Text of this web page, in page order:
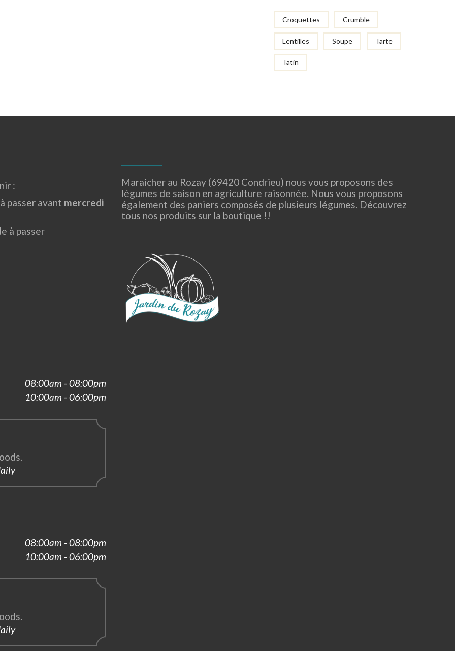
Croquettes Crumble
Lentilles Soupe Tarte
Tatin
:
passer avant mercredi
à passer
08:00am - 08:00pm
10:00am - 06:00pm
08:00am - 08:00pm
10:00am - 06:00pm
Maraicher au Rozay (69420 Condrieu) nous vous proposons des
légumes de saison en agriculture raisonnée. Nous vous proposons
également des paniers composés de plusieurs légumes. Découvrez
tous nos produits sur la boutique !!